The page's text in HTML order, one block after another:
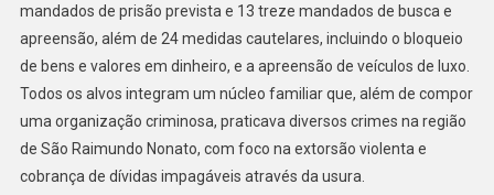
mandados de prisão prevista e 13 treze mandados de busca e
apreensão, além de 24 medidas cautelares, incluindo o bloqueio
de bens e valores em dinheiro, e a apreensão de veículos de luxo.
Todos os alvos integram um núcleo familiar que, além de compor
uma organização criminosa, praticava diversos crimes na região
de São Raimundo Nonato, com foco na extorsão violenta e
cobrança de dívidas impagáveis através da usura.